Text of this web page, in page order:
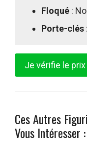
Floqué :
Porte-clés
Je vérifie le
Ces Autres
Vous Intéresser :